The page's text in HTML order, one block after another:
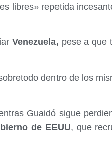
libres» repetida
Venezuela, pese a que
dentro de los
Guaidó sigue
de EEUU, que